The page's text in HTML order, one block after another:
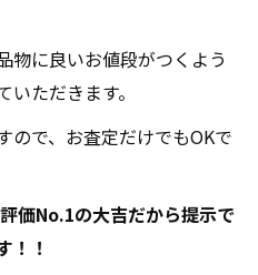
物に良いお値段がつくよう
ただきます。
ので、お査定だけでもOKで
価No.1の大吉だから提示で
！！